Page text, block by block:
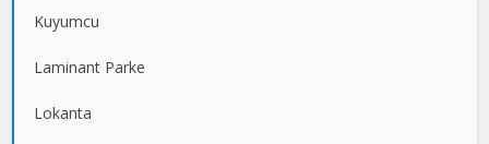
Kuyumcu
Laminant Parke
Lokanta